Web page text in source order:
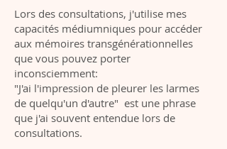
Lors des consultations, j'utilise mes
capacités médiumniques pour accéder
aux mémoires transgénérationnelles
que vous pouvez porter
inconsciemment:
"J'ai l'impression de pleurer les larmes
de quelqu'un d'autre" est une phrase
que j'ai souvent entendue lors de
consultations.